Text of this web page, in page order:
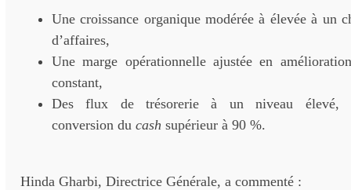
Une croissance organique modérée à élevée à un
d’affaires,
Une marge opérationnelle ajustée en
constant,
Des flux de trésorerie à un niveau élevé,
conversion du cash supérieur à 90 %.
Hinda Gharbi, Directrice Générale, a commenté :